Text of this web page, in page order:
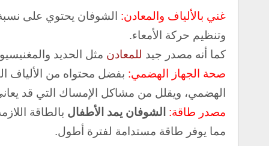
غني بالألياف والمعادن:
الشوفان يحتوي على
وتنظيم حركة الأمعاء.
كما أنه مصدر جيد للمعادن مثل الحديد
صحة الجهاز الهضمي: بفضل محتواه من الألياف
الهضمي، ويقلل من مشاكل الإمساك التي قد
مصدر طاقة: الشوفان يمد الأطفال بالطاقة
مما يوفر طاقة مستدامة لفترة أطول.